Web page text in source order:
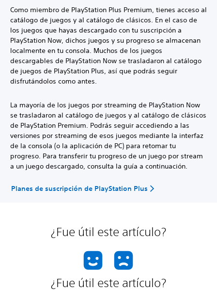
Como miembro de PlayStation Plus Premium, tienes acceso al
catálogo de juegos y al catálogo de clásicos. En el caso de
los juegos que hayas descargado con tu suscripción a
PlayStation Now, dichos juegos y su progreso se almacenan
localmente en tu consola. Muchos de los juegos
descargables de PlayStation Now se trasladaron al catálogo
de juegos de PlayStation Plus, así que podrás seguir
disfrutándolos como antes.
La mayoría de los juegos por streaming de PlayStation Now
se trasladaron al catálogo de juegos y al catálogo de clásicos
de PlayStation Premium. Podrás seguir accediendo a las
versiones por streaming de esos juegos mediante la interfaz
de la consola (o la aplicación de PC) para retomar tu
progreso. Para transferir tu progreso de un juego por stream
a un juego descargado, consulta la guía a continuación.
Planes de suscripción de PlayStation Plus
¿Fue útil este artículo?
¿Fue útil este artículo?